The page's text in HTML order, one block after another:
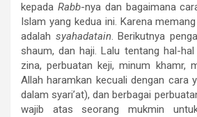
kepada Rabb-nya dan bagaimana
Islam yang kedua ini. Karena
adalah syahadatain. Berikutnya
shaum, dan haji. Lalu tentang hal-
zina, perbuatan keji, minum khamr,
Allah haramkan kecuali dengan cara
dalam syari’at), dan berbagai
wajib atas seorang mukmin